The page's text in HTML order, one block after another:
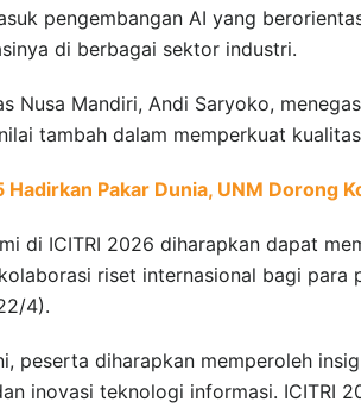
pengembangan AI yang
di berbagai sektor industri.
Nusa Mandiri, Andi Saryoko,
tambah dalam memperkuat
Hadirkan Pakar Dunia, UNM Dorong
di ICITRI 2026 diharapkan dapat
riset internasional bagi para
4).
peserta diharapkan memperoleh
inovasi teknologi informasi. ICITRI